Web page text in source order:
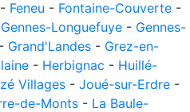
- Feneu - Fontaine-Couverte -
Gennes-Longuefuye - Gennes-
- Grand'Landes - Grez-en-
- Herbignac - Huillé-
Villages - Joué-sur-Erdre -
de-Monts - La Baule-